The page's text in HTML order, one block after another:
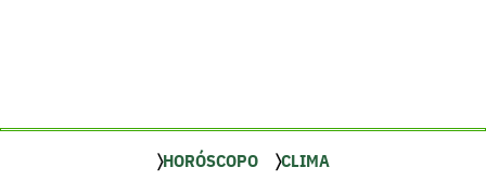
HORÓSCOPO CLIMA